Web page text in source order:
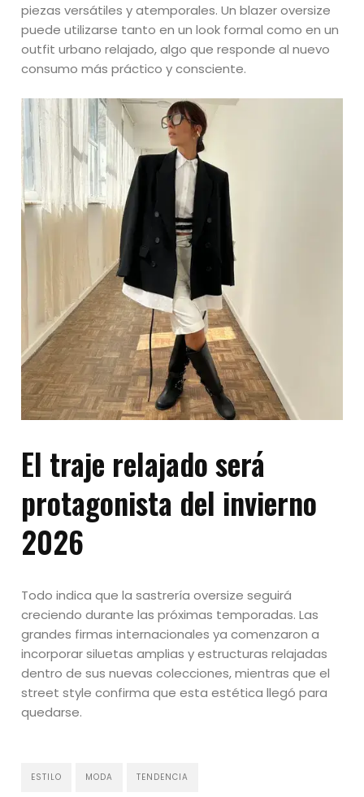
piezas versátiles y atemporales. Un blazer oversize
puede utilizarse tanto en un look formal como en un
outfit urbano relajado, algo que responde al nuevo
consumo más práctico y consciente.
El traje relajado será
protagonista del invierno
2026
Todo indica que la sastrería oversize seguirá
creciendo durante las próximas temporadas. Las
grandes firmas internacionales ya comenzaron a
incorporar siluetas amplias y estructuras relajadas
dentro de sus nuevas colecciones, mientras que el
street style confirma que esta estética llegó para
quedarse.
ESTILO MODA TENDENCIA